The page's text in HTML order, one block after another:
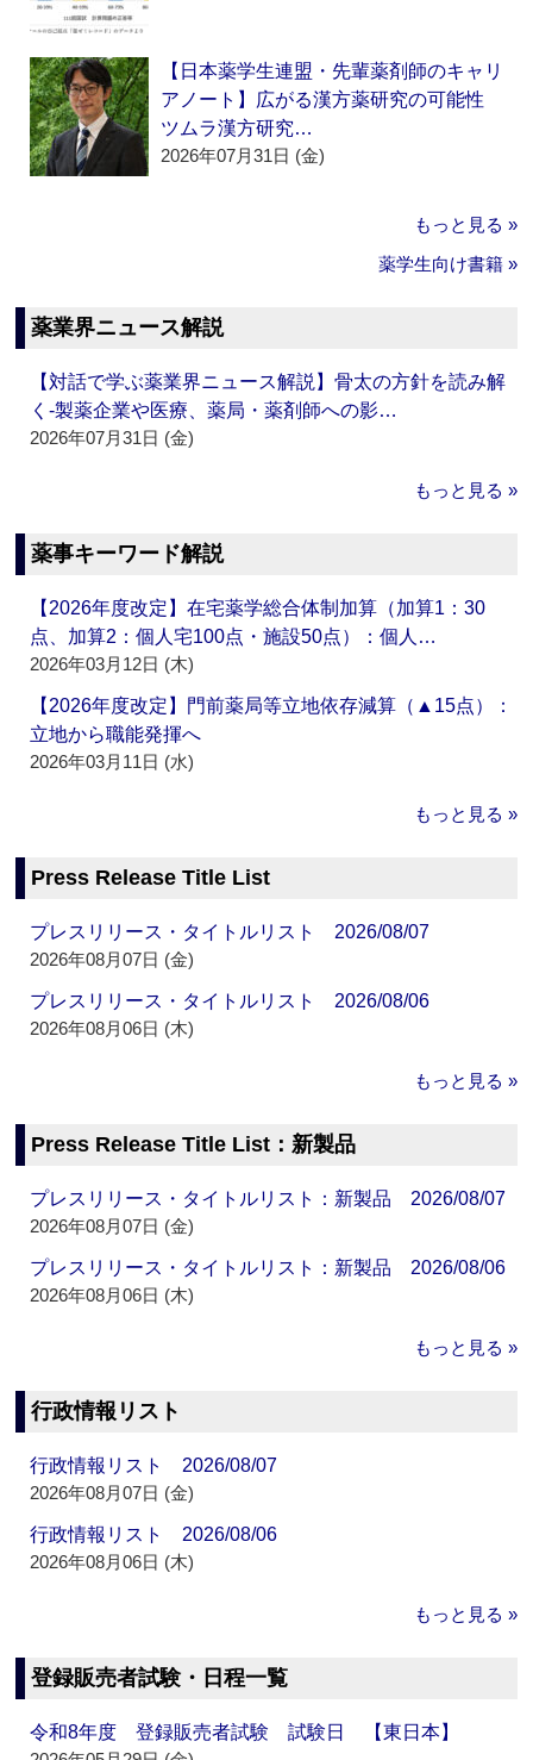
【日本薬学生連盟・先輩薬剤師のキャリ
アノート】広がる漢方薬研究の可能性
ツムラ漢方研究…
2026年07月31日 (金)
もっと見る »
薬学生向け書籍 »
薬業界ニュース解説
【対話で学ぶ薬業界ニュース解説】骨太の方針を読み解
く‐製薬企業や医療、薬局・薬剤師への影…
2026年07月31日 (金)
もっと見る »
薬事キーワード解説
【2026年度改定】在宅薬学総合体制加算（加算1：30
点、加算2：個人宅100点・施設50点）：個人…
2026年03月12日 (木)
【2026年度改定】門前薬局等立地依存減算（▲15点）：
立地から職能発揮へ
2026年03月11日 (水)
もっと見る »
Press Release Title List
プレスリリース・タイトルリスト 2026/08/07
2026年08月07日 (金)
プレスリリース・タイトルリスト 2026/08/06
2026年08月06日 (木)
もっと見る »
Press Release Title List：新製品
プレスリリース・タイトルリスト：新製品 2026/08/07
2026年08月07日 (金)
プレスリリース・タイトルリスト：新製品 2026/08/06
2026年08月06日 (木)
もっと見る »
行政情報リスト
行政情報リスト 2026/08/07
2026年08月07日 (金)
行政情報リスト 2026/08/06
2026年08月06日 (木)
もっと見る »
登録販売者試験・日程一覧
令和8年度 登録販売者試験 試験日 【東日本】